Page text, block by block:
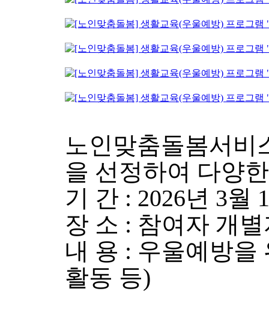
노인맞춤돌봄서비
을 선정하여 다양
기 간 : 2026년 3월
장 소 : 참여자 개
내 용 : 우울예방을
활동 등)